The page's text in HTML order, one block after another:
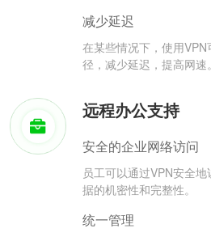
减少延迟
在某些情况下，使用
径，减少延迟，提高网速。
远程办公支持
安全的企业网络访问
员工可以通过VPN安全
据的机密性和完整性。
统一管理